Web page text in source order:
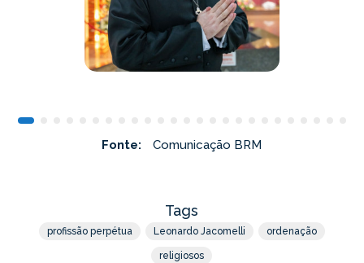
Fonte: Comunicação BRM
Tags
profissão perpétua Leonardo Jacomelli ordenação
religiosos